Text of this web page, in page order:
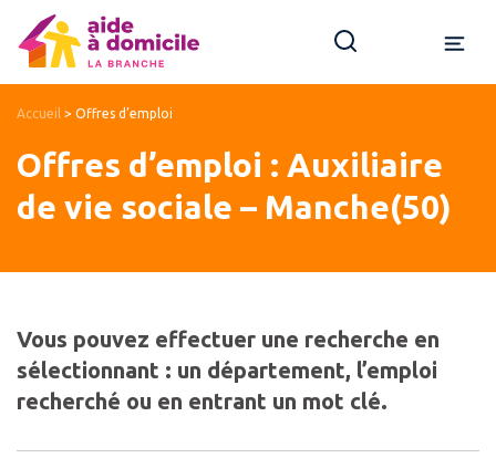
Accueil > Offres d’emploi
Offres d’emploi : Auxiliaire
de vie sociale – Manche(50)
Vous pouvez effectuer une recherche en
sélectionnant : un département, l’emploi
recherché ou en entrant un mot clé.